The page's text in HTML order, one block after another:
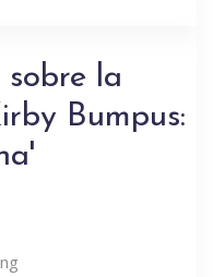
la
Bumpus: